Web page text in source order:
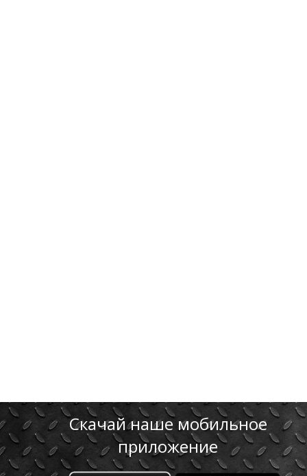
Скачай наше мобильное
приложение